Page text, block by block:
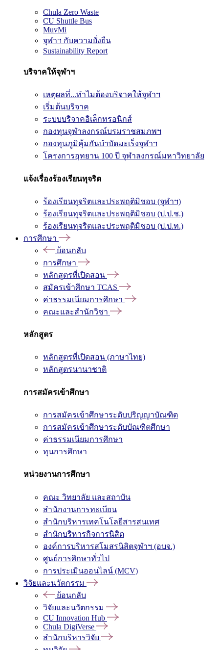
Chula Zero Waste
CU Shuttle Bus
MuvMi
จุฬาฯ กับความยั่งยืน
Sustainability Report
บริจาคให้จุฬาฯ
เหตุผลที่...ทำไมต้องบริจาคให้จุฬาฯ
เริ่มต้นบริจาค
ระบบบริจาคอิเล็กทรอนิกส์
กองทุนจุฬาลงกรณ์บรมราชสมภพฯ
กองทุนภูมิคุ้มกันบำบัดมะเร็งจุฬาฯ
โครงการอุทยาน 100 ปี จุฬาลงกรณ์มหาวิทยาลัย
แจ้งเรื่องร้องเรียนทุจริต
ร้องเรียนทุจริตและประพฤติมิชอบ (จุฬาฯ)
ร้องเรียนทุจริตและประพฤติมิชอบ (ป.ป.ช.)
ร้องเรียนทุจริตและประพฤติมิชอบ (ป.ป.ท.)
การศึกษา
ย้อนกลับ
การศึกษา
หลักสูตรที่เปิดสอน
สมัครเข้าศึกษา TCAS
ค่าธรรมเนียมการศึกษา
คณะและสำนักวิชา
หลักสูตร
หลักสูตรที่เปิดสอน (ภาษาไทย)
หลักสูตรนานาชาติ
การสมัครเข้าศึกษา
การสมัครเข้าศึกษาระดับปริญญาบัณฑิต
การสมัครเข้าศึกษาระดับบัณฑิตศึกษา
ค่าธรรมเนียมการศึกษา
ทุนการศึกษา
หน่วยงานการศึกษา
คณะ วิทยาลัย และสถาบัน
สำนักงานการทะเบียน
สำนักบริหารเทคโนโลยีสารสนเทศ
สำนักบริหารกิจการนิสิต
องค์การบริหารสโมสรนิสิตจุฬาฯ (อบจ.)
ศูนย์การศึกษาทั่วไป
การประเมินออนไลน์ (MCV)
วิจัยและนวัตกรรม
ย้อนกลับ
วิจัยและนวัตกรรม
CU Innovation Hub
Chula DigiVerse
สำนักบริหารวิจัย